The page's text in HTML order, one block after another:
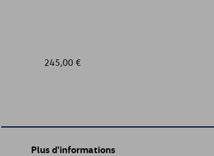
245,00 €
Plus d'informations